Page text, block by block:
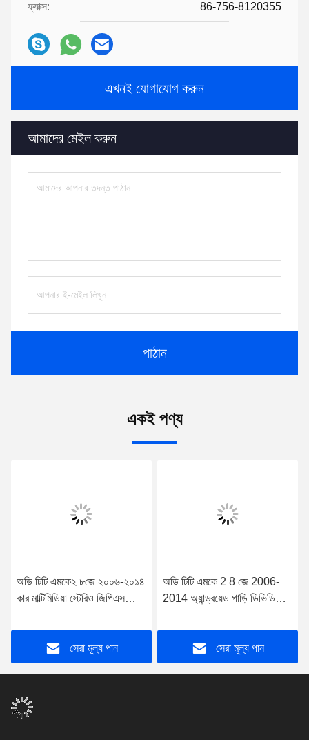
ফ্যাক্স: 86-756-8120355
এখনই যোগাযোগ করুন
আমাদের মেইল ​​করুন
পাঠান
একই পণ্য
অডি টিটি এমকে২ ৮জে ২০০৬-২০১৪
কার মাল্টিমিডিয়া স্টেরিও জিপিএস
সেরা মূল্য পান
অডি টিটি এমকে 2 8 জে 2006-
2014 অ্যান্ড্রয়েড গাড়ি ডিভিডি
ডেক সহ 7 "স্ক্রিন ওএম স্টাইল
সেরা মূল্য পান